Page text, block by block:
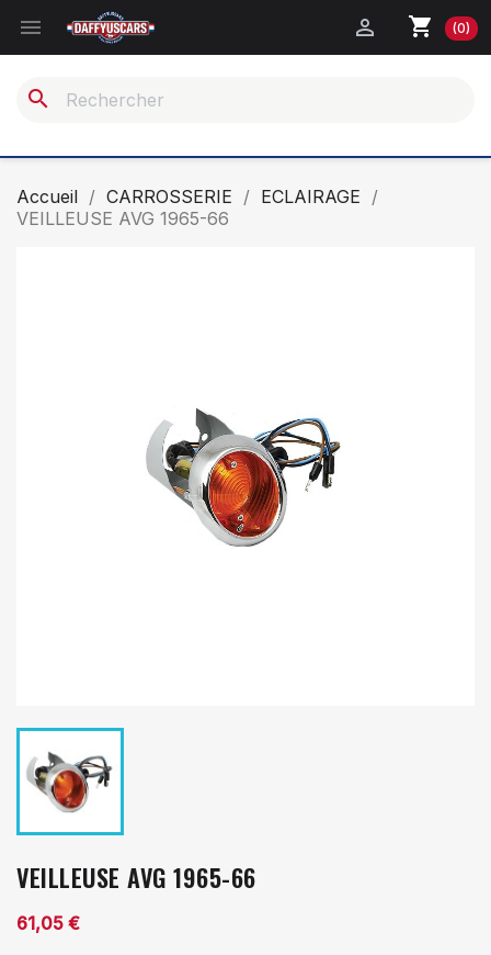
 shopping_cart (0)

search
Accueil CARROSSERIE
ECLAIRAGE
VEILLEUSE AVG 1965-66
VEILLEUSE AVG 1965-66
61,05 €